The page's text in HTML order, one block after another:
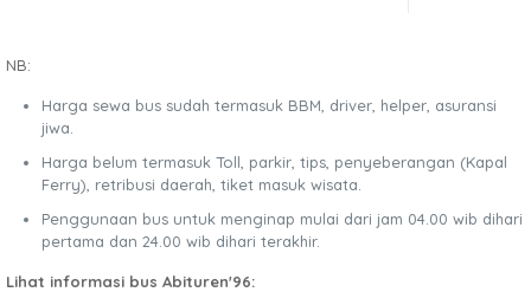
NB:
Harga sewa bus sudah termasuk BBM, driver, helper, asuransi
jiwa.
Harga belum termasuk Toll, parkir, tips, penyeberangan (Kapal
Ferry), retribusi daerah, tiket masuk wisata.
Penggunaan bus untuk menginap mulai dari jam 04.00 wib dihari
pertama dan 24.00 wib dihari terakhir.
Lihat informasi bus Abituren'96: